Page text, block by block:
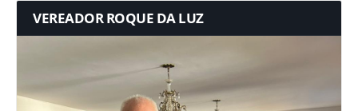
VEREADOR ROQUE DA LUZ